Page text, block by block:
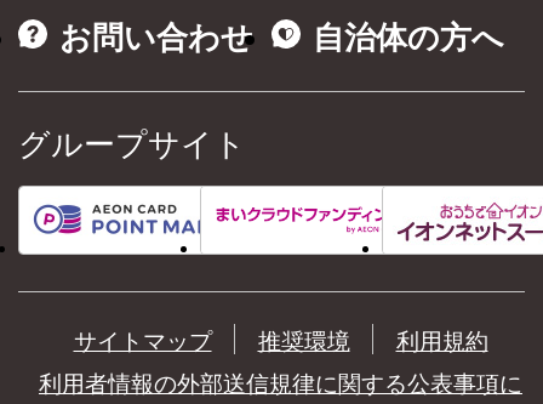
お問い合わせ
自治体の方へ
グループサイト
サイトマップ 推奨環境
利用規約
利用者情報の外部送信規律に関する公表事項に